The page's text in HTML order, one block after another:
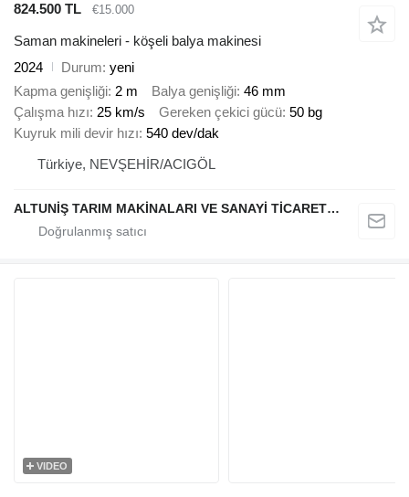
824.500 TL
€15.000
Saman makineleri - köşeli balya makinesi
2024
Durum yeni
Kapma genişliği 2 m Balya genişliği 46 mm
Çalışma hızı 25 km/s Gereken çekici gücü 50 bg
Kuyruk mili devir hızı 540 dev/dak
Türkiye, NEVŞEHİR/ACIGÖL
ALTUNİŞ TARIM MAKİNALARI VE SANAYİ TİCARET LİMİTED ŞİRKETİ
VIDEO